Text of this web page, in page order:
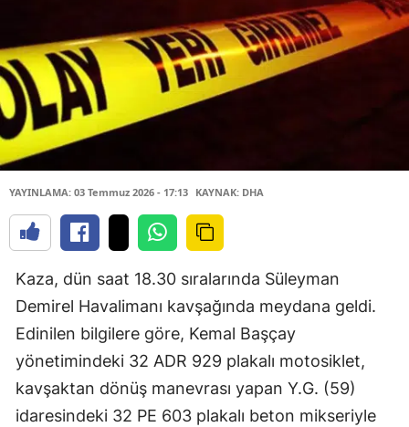
YAYINLAMA: 03 Temmuz 2026 - 17:13 KAYNAK: DHA
Kaza, dün saat 18.30 sıralarında Süleyman
Demirel Havalimanı kavşağında meydana geldi.
Edinilen bilgilere göre, Kemal Başçay
yönetimindeki 32 ADR 929 plakalı motosiklet,
kavşaktan dönüş manevrası yapan Y.G. (59)
idaresindeki 32 PE 603 plakalı beton mikseriyle